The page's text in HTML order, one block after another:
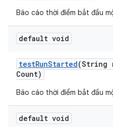
Báo cáo thời điểm bắt đầu
default void
testRunStarted(String
Count)
Báo cáo thời điểm bắt đầu
default void